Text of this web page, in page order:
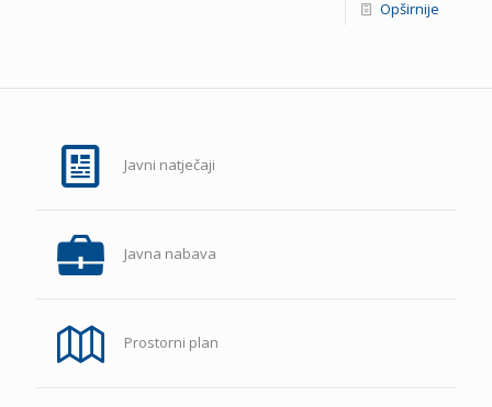
Opširnije
Javni natječaji
Javna nabava
Prostorni plan